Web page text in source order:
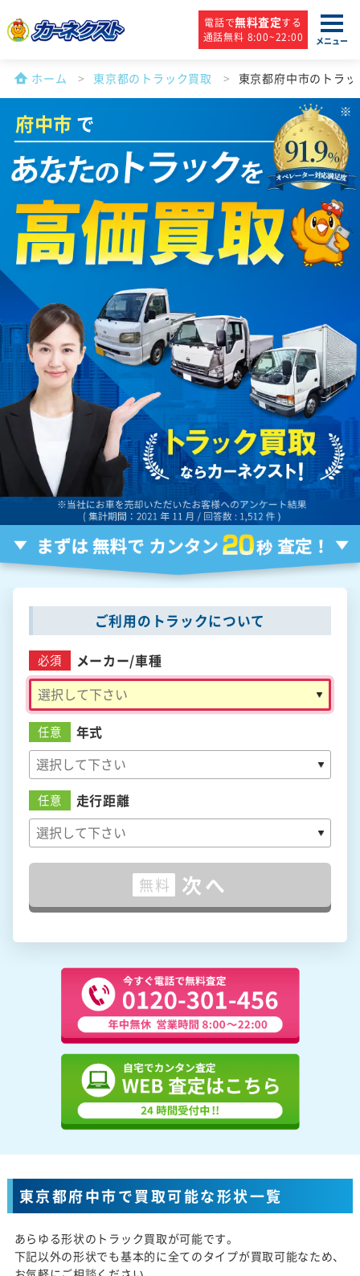
電話で無料査定する
通話無料 8:00~22:00
メニュー
ホーム 東京都のトラック買取 東京都府中市のトラ
府中市 で
ご利用のトラックについて
必須 メーカー/車種
任意 年式
任意 走行距離
無料 次へ
東京都府中市で買取可能な形状一覧
あらゆる形状のトラック買取が可能です。
下記以外の形状でも基本的に全てのタイプが買取可能なため、